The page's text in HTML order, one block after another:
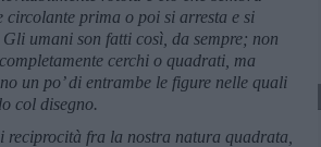
circolante prima o poi si arresta e si
umani son fatti così, da sempre; non
cerchi o quadrati, ma
un po’ di entrambe le figure nelle quali
col disegno.
fra la nostra natura quadrata,